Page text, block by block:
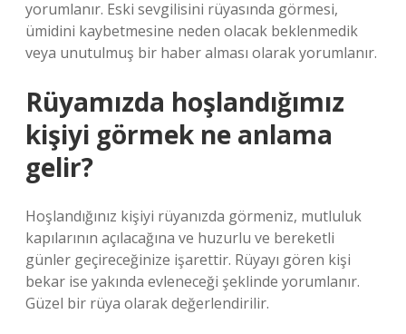
yorumlanır. Eski sevgilisini rüyasında görmesi,
ümidini kaybetmesine neden olacak beklenmedik
veya unutulmuş bir haber alması olarak yorumlanır.
Rüyamızda hoşlandığımız
kişiyi görmek ne anlama
gelir?
Hoşlandığınız kişiyi rüyanızda görmeniz, mutluluk
kapılarının açılacağına ve huzurlu ve bereketli
günler geçireceğinize işarettir. Rüyayı gören kişi
bekar ise yakında evleneceği şeklinde yorumlanır.
Güzel bir rüya olarak değerlendirilir.